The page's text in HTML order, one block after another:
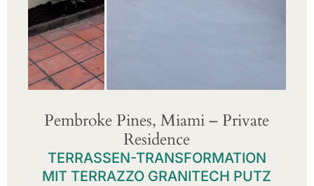
Pembroke Pines, Miami – Private
Residence
TERRASSEN-TRANSFORMATION
MIT TERRAZZO GRANITECH PUTZ